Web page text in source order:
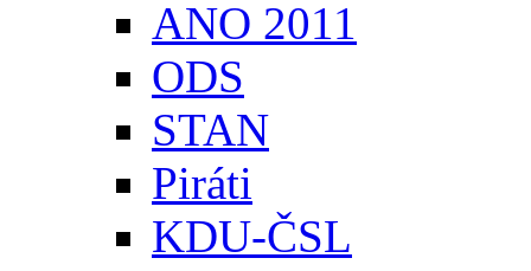
ANO 2011
ODS
STAN
Piráti
KDU-ČSL